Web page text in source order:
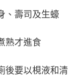
、壽司及生蠔
熟才進食
後要以梘液和清